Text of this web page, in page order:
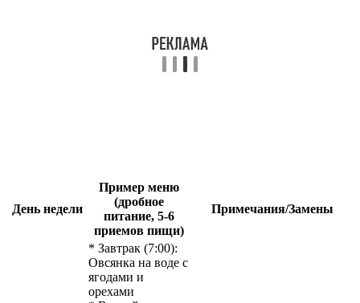
День недели
Пример меню
(дробное
питание, 5-6
приемов пищи)
Примечания/Замены
* Завтрак (7:00):
Овсянка на воде с
ягодами и
орехами